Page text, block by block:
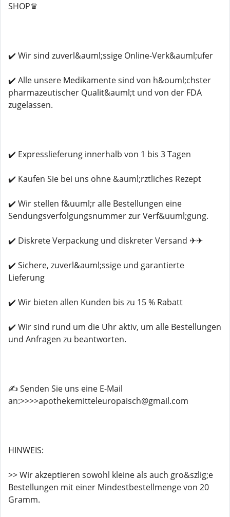
SHOP♛
✔️ Wir sind zuverl&auml;ssige Online-Verk&auml;ufer
✔️ Alle unsere Medikamente sind von h&ouml;chster
pharmazeutischer Qualit&auml;t und von der FDA
zugelassen.
✔️ Expresslieferung innerhalb von 1 bis 3 Tagen
✔️ Kaufen Sie bei uns ohne &auml;rztliches Rezept
✔️ Wir stellen f&uuml;r alle Bestellungen eine
Sendungsverfolgungsnummer zur Verf&uuml;gung.
✔️ Diskrete Verpackung und diskreter Versand ✈✈
✔️ Sichere, zuverl&auml;ssige und garantierte
Lieferung
✔️ Wir bieten allen Kunden bis zu 15 % Rabatt
✔️ Wir sind rund um die Uhr aktiv, um alle Bestellungen
und Anfragen zu beantworten.
✍️ Senden Sie uns eine E-Mail
an:>>>>apothekemitteleuropaisch@gmail.com
HINWEIS:
>> Wir akzeptieren sowohl kleine als auch gro&szlig;e
Bestellungen mit einer Mindestbestellmenge von 20
Gramm.